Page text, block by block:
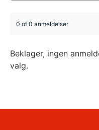
0 of 0 anmeldelser
Beklager, ingen
valg.